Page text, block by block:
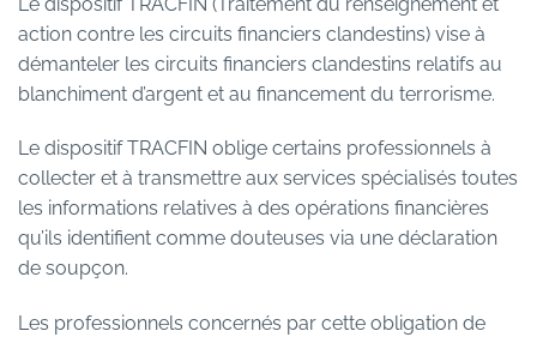
action contre les circuits financiers clandestins) vise à
démanteler les circuits financiers clandestins relatifs au
blanchiment d’argent et au financement du terrorisme.
Le dispositif TRACFIN oblige certains professionnels à
collecter et à transmettre aux services spécialisés toutes
les informations relatives à des opérations financières
qu’ils identifient comme douteuses via une déclaration
de soupçon.
Les professionnels concernés par cette obligation de